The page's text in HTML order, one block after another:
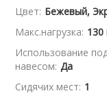
Цвет: Бежевый,
Макс.нагрузка: 130
Использование
навесом: Да
Сидячих мест: 1